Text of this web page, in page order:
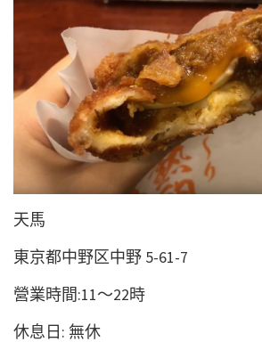
天馬
東京都中野区中野 5-61-7
營業時間:11～22時
休息日: 無休